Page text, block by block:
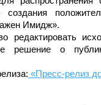
Имидж».
редактировать
решение о
«Пресс-релиз